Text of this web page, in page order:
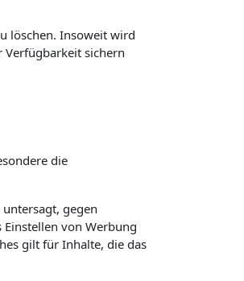
löschen. Insoweit wird
sichern
die
gegen
von Werbung
gilt für Inhalte, die das